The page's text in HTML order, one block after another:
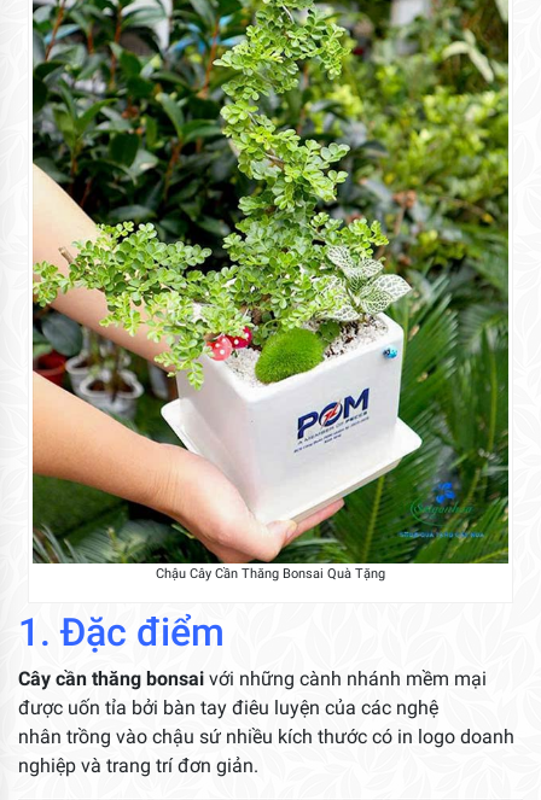
Chậu Cây Cần Thăng Bonsai Quà Tặng
1. Đặc điểm
Cây cần thăng bonsai với những cành nhánh mềm mại
được uốn tỉa bởi bàn tay điêu luyện của các nghệ
nhân trồng vào chậu sứ nhiều kích thước có in logo doanh
nghiệp và trang trí đơn giản.